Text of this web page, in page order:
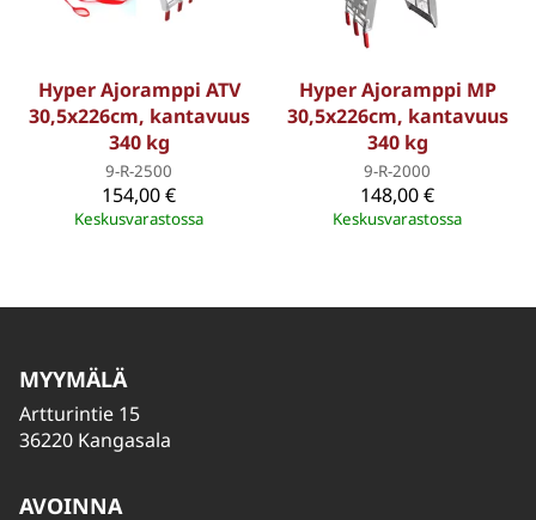
Hyper Ajoramppi ATV
30,5x226cm, kantavuus
340 kg
9-R-2500
154,00 €
Keskusvarastossa
Hyper Ajoramppi MP
30,5x226cm, kantavuus
340 kg
9-R-2000
148,00 €
Keskusvarastossa
MYYMÄLÄ
Artturintie 15
36220 Kangasala
AVOINNA